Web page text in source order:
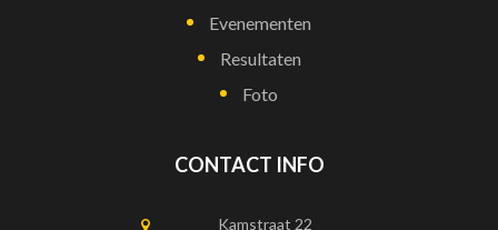
Evenementen
Resultaten
Foto
CONTACT INFO
Kamstraat 22